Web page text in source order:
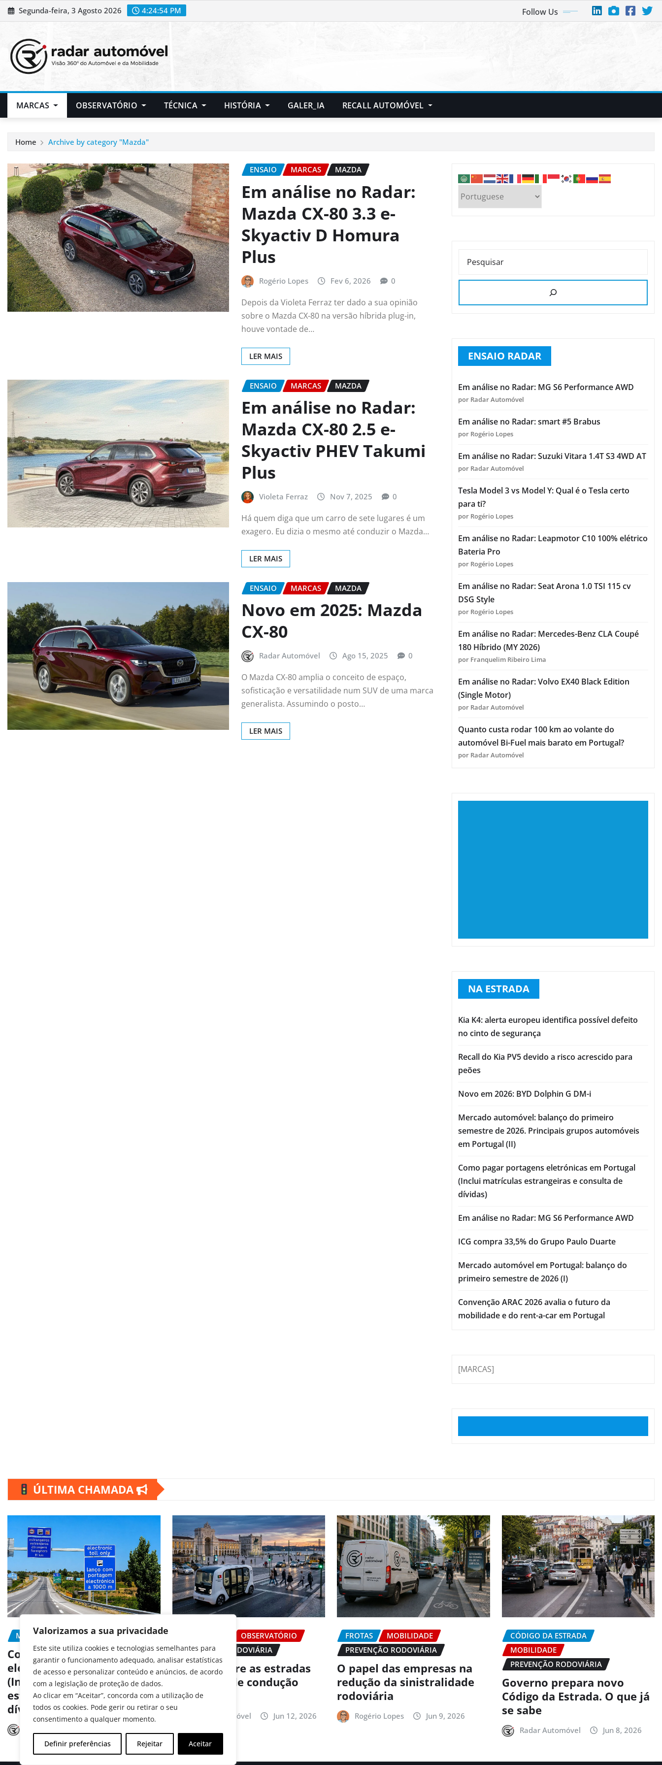
Valorizamos a sua privacidade
Este site utiliza cookies e tecnologias semelhantes para
garantir o funcionamento adequado, analisar estatísticas
de acesso e personalizar conteúdo e anúncios, de acordo
com a legislação de proteção de dados.
Ao clicar em “Aceitar”, concorda com a utilização de
todos os cookies. Pode gerir ou retirar o seu
consentimento a qualquer momento.
Definir preferências Rejeitar Aceitar
Skip
to
Segunda-feira, 3 Agosto 2026 4:24:55 PM Follow Us
MARCAS OBSERVATÓRIO TÉCNICA HISTÓRIA GALER_IA RECALL AUTOMÓVEL
Home Archive by category "Mazda"
ENSAIO MARCAS MAZDA
Em análise no Radar:
Mazda CX-80 3.3 e-
Skyactiv D Homura
Plus
Rogério Lopes Fev 6, 2026 0
Depois da Violeta Ferraz ter dado a sua opinião
sobre o Mazda CX-80 na versão híbrida plug-in,
houve vontade de…
LER MAIS
ENSAIO MARCAS MAZDA
Em análise no Radar:
Mazda CX-80 2.5 e-
Skyactiv PHEV Takumi
Plus
Violeta Ferraz Nov 7, 2025 0
Há quem diga que um carro de sete lugares é um
exagero. Eu dizia o mesmo até conduzir o Mazda…
LER MAIS
ENSAIO MARCAS MAZDA
Novo em 2025: Mazda
CX-80
Radar Automóvel Ago 15, 2025 0
O Mazda CX-80 amplia o conceito de espaço,
sofisticação e versatilidade num SUV de uma marca
generalista. Assumindo o posto…
LER MAIS
PESQUISAR
ENSAIO RADAR
Em análise no Radar: MG S6 Performance AWD
por Radar Automóvel
Em análise no Radar: smart #5 Brabus
por Rogério Lopes
Em análise no Radar: Suzuki Vitara 1.4T S3 4WD AT
por Radar Automóvel
Tesla Model 3 vs Model Y: Qual é o Tesla certo
para ti?
por Rogério Lopes
Em análise no Radar: Leapmotor C10 100% elétrico
Bateria Pro
por Rogério Lopes
Em análise no Radar: Seat Arona 1.0 TSI 115 cv
DSG Style
por Rogério Lopes
Em análise no Radar: Mercedes-Benz CLA Coupé
180 Híbrido (MY 2026)
por Franquelim Ribeiro Lima
Em análise no Radar: Volvo EX40 Black Edition
(Single Motor)
por Radar Automóvel
Quanto custa rodar 100 km ao volante do
automóvel Bi-Fuel mais barato em Portugal?
por Radar Automóvel
NA ESTRADA
Kia K4: alerta europeu identifica possível defeito
no cinto de segurança
Recall do Kia PV5 devido a risco acrescido para
peões
Novo em 2026: BYD Dolphin G DM-i
Mercado automóvel: balanço do primeiro
semestre de 2026. Principais grupos automóveis
em Portugal (II)
Como pagar portagens eletrónicas em Portugal
(Inclui matrículas estrangeiras e consulta de
dívidas)
Em análise no Radar: MG S6 Performance AWD
ICG compra 33,5% do Grupo Paulo Duarte
Mercado automóvel em Portugal: balanço do
primeiro semestre de 2026 (I)
Convenção ARAC 2026 avalia o futuro da
mobilidade e do rent-a-car em Portugal
[MARCAS]
ÚLTIMA CHAMADA
MOBILIDADE PORTAGEM
Como pagar portagens
eletrónicas em Portugal
(Inclui matrículas
estrangeiras e consulta de
dívidas)
OBSERVATÓRIO
PREVENÇÃO RODOVIÁRIA
Portugal abre as estradas
aos testes de condução
autónoma
Radar Automóvel Jun 12, 2026
FROTAS
MOBILIDADE
PREVENÇÃO RODOVIÁRIA
O papel das empresas na
redução da sinistralidade
rodoviária
Rogério Lopes Jun 9, 2026
CÓDIGO DA ESTRADA
MOBILIDADE
PREVENÇÃO RODOVIÁRIA
Governo prepara novo
Código da Estrada. O que já
se sabe
Radar Automóvel Jun 8, 2026